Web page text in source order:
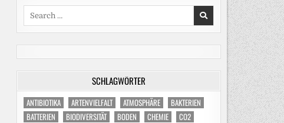
SCHLAGWÖRTER
ANTIBIOTIKA ARTENVIELFALT ATMOSPHÄRE
BAKTERIEN
BATTERIEN
BIODIVERSITÄT BODEN CHEMIE
CO2